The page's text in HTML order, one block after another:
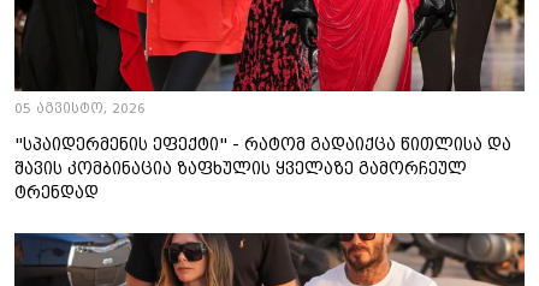
05 აგვისტო, 2026
"სპაიდერმენის ეფექტი" - რატომ გადაიქცა წითლისა და
შავის კომბინაცია ზაფხულის ყველაზე გამორჩეულ
ტრენდად